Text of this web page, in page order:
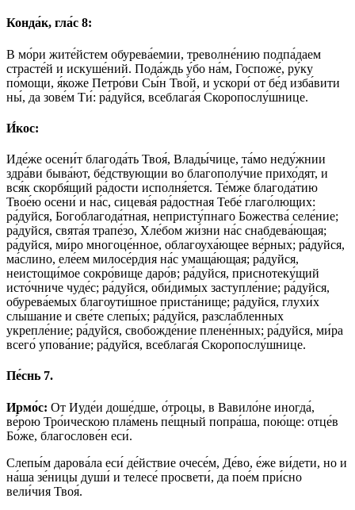
Конда́к, гла́с 8:
В мо́ри жите́йстем обурева́емии, треволне́нию подпа́даем
страсте́й и искуше́ний. Пода́ждь у́бо на́м, Госпоже́, ру́ку
по́мощи, я́коже Петро́ви Сы́н Тво́й, и ускори́ от бе́д изба́вити
ны́, да зове́м Ти́: ра́дуйся, всеблага́я Скоропослу́шнице.
И́кос:
Иде́же осени́т благода́ть Твоя́, Влады́чице, та́мо неду́жнии
здра́ви быва́ют, бе́дствующии во благополу́чие прихо́дят, и
вся́к скорбя́щий ра́дости исполня́ется. Те́мже благода́тию
Твое́ю осени́ и на́с, сицева́я ра́достная Тебе́ глаго́лющих:
ра́дуйся, Богоблагода́тная, непристу́пнаго Божества́ селе́ние;
ра́дуйся, свята́я трапе́зо, Хле́бом жи́зни на́с снабдева́ющая;
ра́дуйся, ми́ро многоце́нное, облагоуха́ющее ве́рных; ра́дуйся,
ма́слино, еле́ем милосе́рдия на́с умаща́ющая; ра́дуйся,
неистощи́мое сокро́вище даро́в; ра́дуйся, приснотеку́щий
исто́чниче чуде́с; ра́дуйся, оби́димых заступле́ние; ра́дуйся,
обурева́емых благоути́шное приста́нище; ра́дуйся, глухи́х
слы́шание и све́те слепы́х; ра́дуйся, разсла́бленных
укрепле́ние; ра́дуйся, свобожде́ние плене́нных; ра́дуйся, ми́ра
всего́ упова́ние; ра́дуйся, всеблага́я Скоропослу́шнице.
Пе́снь 7.
Ирмо́с: От Иуде́и доше́дше, о́троцы, в Вавило́не иногда́,
ве́рою Тро́ическою пла́мень пе́щный попра́ша, пою́ще: отце́в
Бо́же, благослове́н еси́.
Слепы́м дарова́ла еси́ де́йствие очесе́м, Де́во, е́же ви́дети, но и
на́ша зе́ницы души́ и телесе́ просвети́, да пое́м при́сно
вели́чия Твоя́.